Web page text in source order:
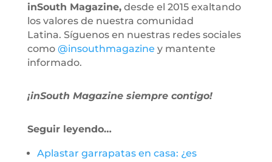
inSouth Magazine,desde el 2015 exaltando
los valores de nuestra comunidad
Latina. Síguenos en nuestras redes sociales
como @insouthmagazine y mantente
informado.
¡inSouth Magazine siempre contigo!
Seguir leyendo…
Aplastar garrapatas en casa: ¿es